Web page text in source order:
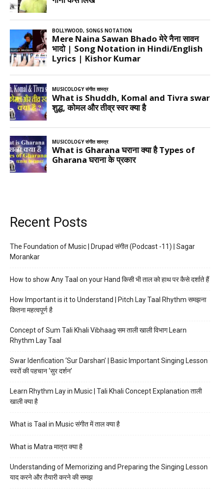
Recent Posts
The Foundation of Music | Drupad संगीत (Podcast -11) | Sagar
Morankar
How to show Any Taal on your Hand किसी भी ताल को हाथ पर कैसे दर्शाते हैं
How Important is it to Understand | Pitch Lay Taal Rhythm समझना
कितना महत्वपूर्ण है
Concept of Sum Tali Khali Vibhaag सम ताली खाली विभाग Learn
Rhythm Lay Taal
Swar Idenfication ‘Sur Darshan’ | Basic Important Singing Lesson
स्वरों की पहचान ‘सुर दर्शन’
Learn Rhythm Lay in Music | Tali Khali Concept Explanation ताली
खाली क्या है
What is Taal in Music संगीत में ताल क्या है
What is Matra मात्रा क्या है
Understanding of Memorizing and Preparing the Singing Lesson
याद करने और तैयारी करने की समझ